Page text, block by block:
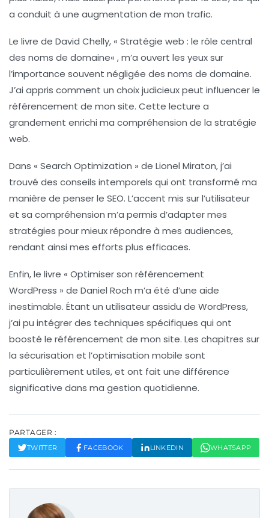
a conduit à une augmentation de mon trafic.
Le livre de David Chelly, « Stratégie web : le rôle central
des noms de domaine« , m’a ouvert les yeux sur
l’importance souvent négligée des noms de domaine.
J’ai appris comment un choix judicieux peut influencer le
référencement de mon site. Cette lecture a
grandement enrichi ma compréhension de la stratégie
web.
Dans « Search Optimization » de Lionel Miraton, j’ai
trouvé des conseils intemporels qui ont transformé ma
manière de penser le SEO. L’accent mis sur l’utilisateur
et sa compréhension m’a permis d’adapter mes
stratégies pour mieux répondre à mes audiences,
rendant ainsi mes efforts plus efficaces.
Enfin, le livre « Optimiser son référencement
WordPress » de Daniel Roch m’a été d’une aide
inestimable. Étant un utilisateur assidu de WordPress,
j’ai pu intégrer des techniques spécifiques qui ont
boosté le référencement de mon site. Les chapitres sur
la sécurisation et l’optimisation mobile sont
particulièrement utiles, et ont fait une différence
significative dans ma gestion quotidienne.
PARTAGER :
TWITTER FACEBOOK LINKEDIN WHATSAPP